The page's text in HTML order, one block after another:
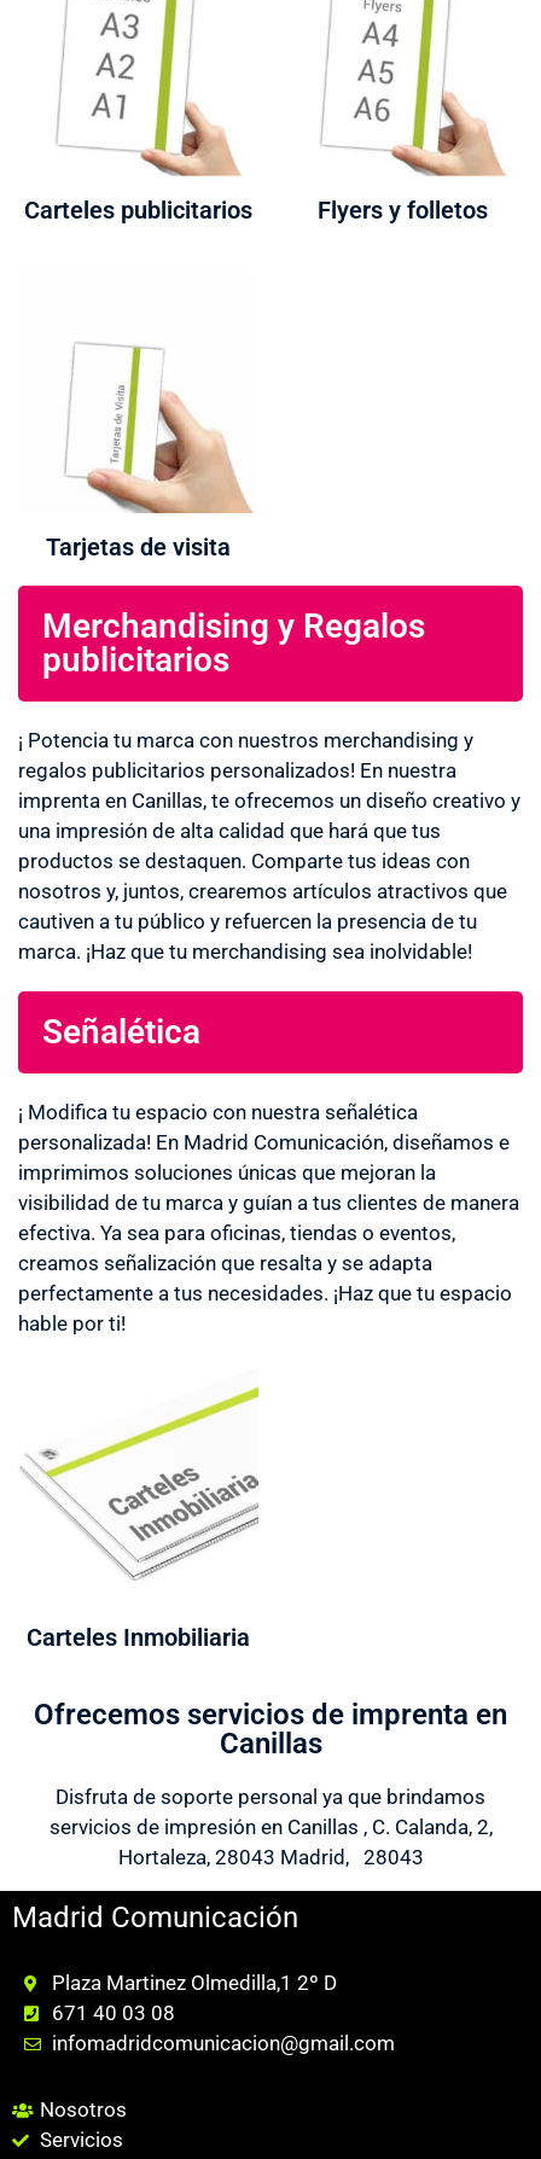
Carteles publicitarios Flyers y folletos
Tarjetas de visita
Merchandising y Regalos
publicitarios
¡ Potencia tu marca con nuestros merchandising y
regalos publicitarios personalizados! En nuestra
imprenta en Canillas, te ofrecemos un diseño creativo y
una impresión de alta calidad que hará que tus
productos se destaquen. Comparte tus ideas con
nosotros y, juntos, crearemos artículos atractivos que
cautiven a tu público y refuercen la presencia de tu
marca. ¡Haz que tu merchandising sea inolvidable!
Señalética
¡ Modifica tu espacio con nuestra señalética
personalizada! En Madrid Comunicación, diseñamos e
imprimimos soluciones únicas que mejoran la
visibilidad de tu marca y guían a tus clientes de manera
efectiva. Ya sea para oficinas, tiendas o eventos,
creamos señalización que resalta y se adapta
perfectamente a tus necesidades. ¡Haz que tu espacio
hable por ti!
Carteles Inmobiliaria
Ofrecemos servicios de imprenta en
Canillas
Disfruta de soporte personal ya que brindamos
servicios de impresión en Canillas , C. Calanda, 2,
Hortaleza, 28043 Madrid, 28043
Madrid Comunicación
Plaza Martinez Olmedilla,1 2º D
671 40 03 08
infomadridcomunicacion@gmail.com
Nosotros
Servicios